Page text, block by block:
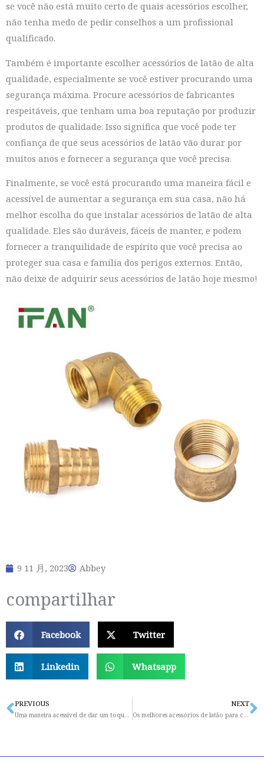
se você não está muito certo de quais acessórios escolher,
não tenha medo de pedir conselhos a um profissional
qualificado.
Também é importante escolher acessórios de latão de alta
qualidade, especialmente se você estiver procurando uma
segurança máxima. Procure acessórios de fabricantes
respeitáveis, que tenham uma boa reputação por produzir
produtos de qualidade. Isso significa que você pode ter
confiança de que seus acessórios de latão vão durar por
muitos anos e fornecer a segurança que você precisa.
Finalmente, se você está procurando uma maneira fácil e
acessível de aumentar a segurança em sua casa, não há
melhor escolha do que instalar acessórios de latão de alta
qualidade. Eles são duráveis, fáceis de manter, e podem
fornecer a tranquilidade de espírito que você precisa ao
proteger sua casa e família dos perigos externos. Então,
não deixe de adquirir seus acessórios de latão hoje mesmo!
9 11 月, 2023 Abbey
compartilhar
Facebook Twitter
Linkedin Whatsapp
Prev
PREVIOUS
Uma maneira acessível de dar um toque luxuoso à sua casa: acessórios de latão
NEXT
Os melhores acessórios de latão para cada quarto da sua casa